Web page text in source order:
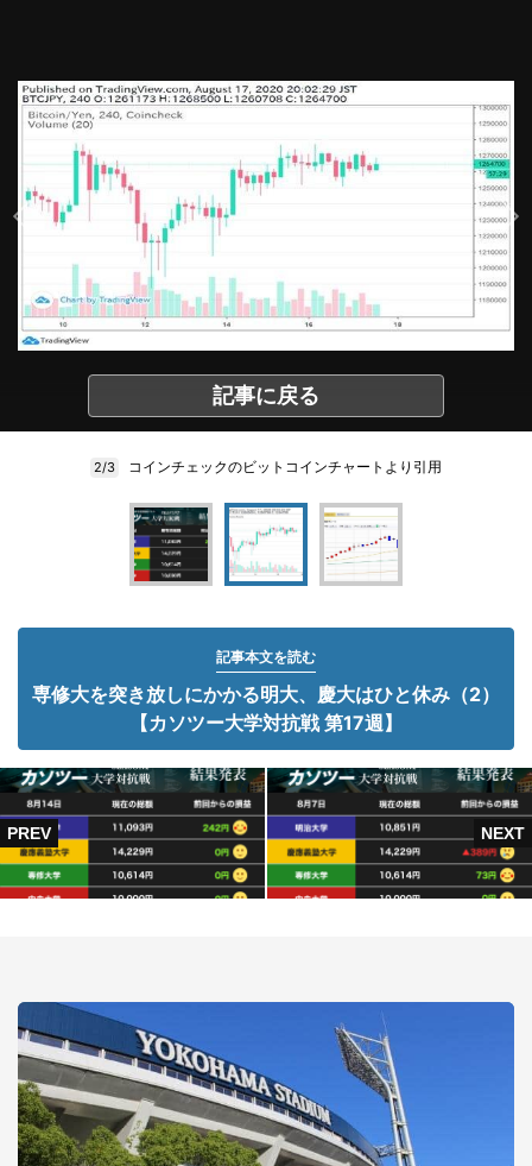
記事に戻る
2/3 コインチェックのビットコインチャートより引用
記事本文を読む
専修大を突き放しにかかる明大、慶大はひと休み（2）
【カソツー大学対抗戦 第17週】